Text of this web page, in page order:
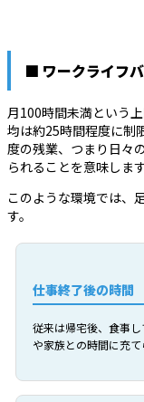
■ ワークライフ
月100時間未満という
均は約25時間程度に制
度の残業、つまり日々
られることを意味します
このような環境では、
す。
仕事終了後の時間
従来は帰宅後、食事
や家族との時間に充